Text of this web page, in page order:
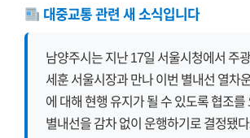
대중교통 관련 새 소식입니다
남양주시는 지난 17일 서울시청에서 주
세훈 서울시장과 만나 이번 별내선 열차
에 대해 현행 유지가 될 수 있도록 협조를
별내선을 감차 없이 운행하기로 결정됐